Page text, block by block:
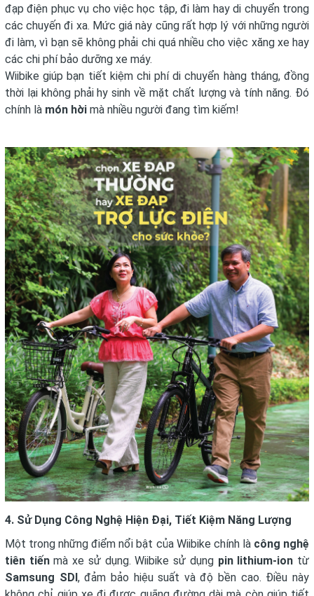
đạp điện phục vụ cho việc học tập, đi làm hay di chuyển trong
các chuyến đi xa. Mức giá này cũng rất hợp lý với những người
đi làm, vì bạn sẽ không phải chi quá nhiều cho việc xăng xe hay
các chi phí bảo dưỡng xe máy.
Wiibike giúp bạn tiết kiệm chi phí di chuyển hàng tháng, đồng
thời lại không phải hy sinh về mặt chất lượng và tính năng. Đó
chính là món hời mà nhiều người đang tìm kiếm!
4. Sử Dụng Công Nghệ Hiện Đại, Tiết Kiệm Năng Lượng
Một trong những điểm nổi bật của Wiibike chính là công nghệ
tiên tiếnmà xe sử dụng. Wiibike sử dụng pin lithium-ion từ
Samsung SDI, đảm bảo hiệu suất và độ bền cao. Điều này